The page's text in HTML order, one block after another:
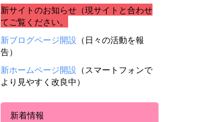
新サイトのお知らせ（現サイトと合わせ
てご覧ください。
新ブログページ開設 （日々の活動を報
告）
新ホームページ開設 （スマートフォンで
より見やすく改良中）
新着情報